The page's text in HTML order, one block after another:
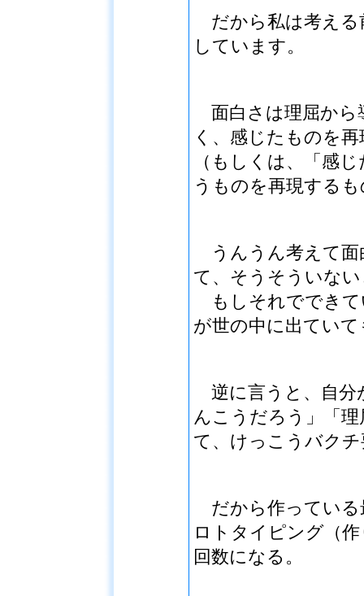
だから私は考える
しています。
面白さは理屈から
く、感じたものを
（もしくは、「感
うものを再現する
うんうん考えて面
て、そうそういな
もしそれでできて
が世の中に出てい
逆に言うと、自分
んこうだろう」「
て、けっこうバク
だから作っている
ロトタイピング（
回数になる。